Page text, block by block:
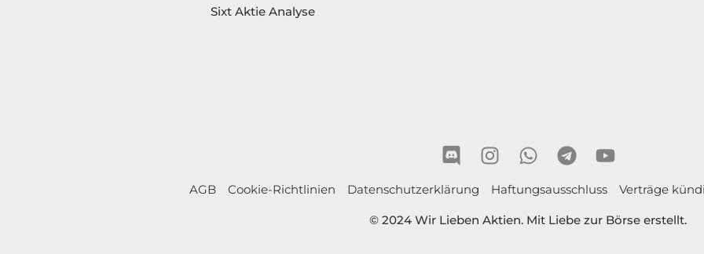
Sixt Aktie Analyse
AGB Cookie-Richtlinien Datenschutzerklärung Haftungsausschluss Verträge
© 2024 Wir Lieben Aktien. Mit Liebe zur Börse erstellt.